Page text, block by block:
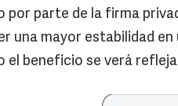
por parte de la firma
una mayor estabilidad
el beneficio se verá